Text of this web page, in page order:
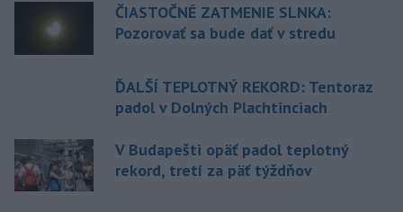
ČIASTOČNÉ ZATMENIE SLNKA:
Pozorovať sa bude dať v stredu
ĎALŠÍ TEPLOTNÝ REKORD: Tentoraz
padol v Dolných Plachtinciach
V Budapešti opäť padol teplotný
rekord, tretí za päť týždňov